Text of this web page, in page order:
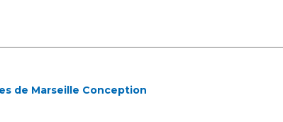
de Marseille Conception